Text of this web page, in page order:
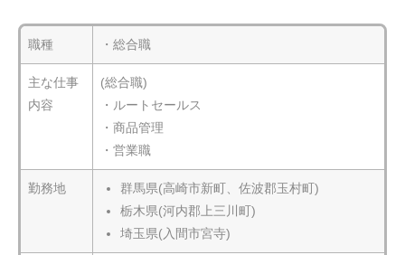
職種 ・総合職
主な仕事
内容
(総合職)
・ルートセールス
・商品管理
・営業職
勤務地
群馬県(高崎市新町、佐波郡玉村町)
栃木県(河内郡上三川町)
埼玉県(入間市宮寺)